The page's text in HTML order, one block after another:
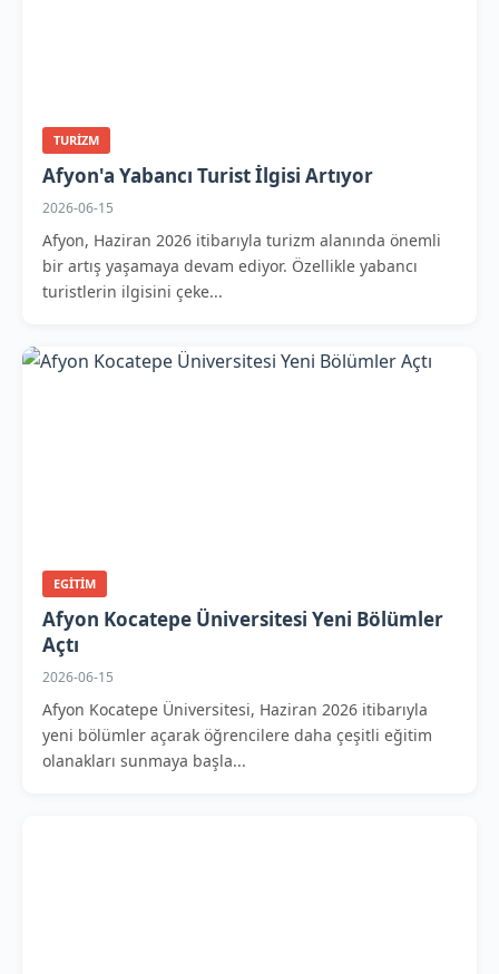
TURIZM
Afyon'a Yabancı Turist İlgisi Artıyor
2026-06-15
Afyon, Haziran 2026 itibarıyla turizm alanında önemli
bir artış yaşamaya devam ediyor. Özellikle yabancı
turistlerin ilgisini çeke...
EGITIM
Afyon Kocatepe Üniversitesi Yeni Bölümler
Açtı
2026-06-15
Afyon Kocatepe Üniversitesi, Haziran 2026 itibarıyla
yeni bölümler açarak öğrencilere daha çeşitli eğitim
olanakları sunmaya başla...